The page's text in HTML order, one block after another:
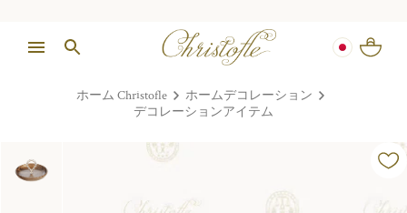
ホーム Christofle
ホームデコレーション
デコレーションアイテム